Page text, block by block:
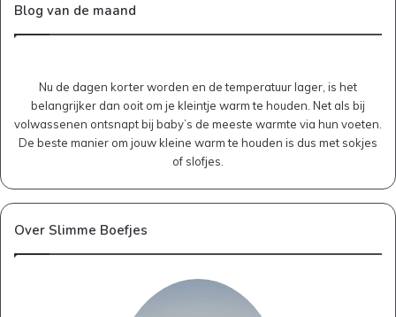
Blog van de maand
Nu de dagen korter worden en de temperatuur lager, is het
belangrijker dan ooit om je kleintje warm te houden. Net als bij
volwassenen ontsnapt bij baby’s de meeste warmte via hun voeten.
De beste manier om jouw kleine warm te houden is dus met sokjes
of slofjes.
Over Slimme Boefjes